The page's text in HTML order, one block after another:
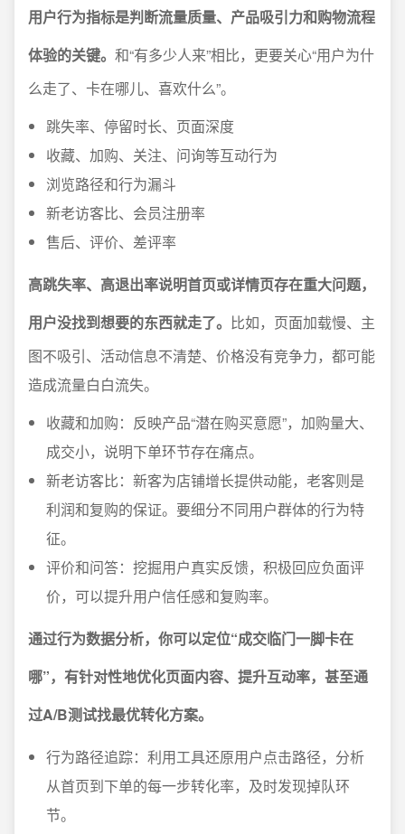
用户行为指标是判断流量质量、产品吸引力和购物流程
体验的关键。 和“有多少人来”相比，更要关心“用户为什
么走了、卡在哪儿、喜欢什么”。
跳失率、停留时长、页面深度
收藏、加购、关注、问询等互动行为
浏览路径和行为漏斗
新老访客比、会员注册率
售后、评价、差评率
高跳失率、高退出率说明首页或详情页存在重大问题，
用户没找到想要的东西就走了。 比如，页面加载慢、主
图不吸引、活动信息不清楚、价格没有竞争力，都可能
造成流量白白流失。
收藏和加购：反映产品“潜在购买意愿”，加购量大、
成交小，说明下单环节存在痛点。
新老访客比：新客为店铺增长提供动能，老客则是
利润和复购的保证。要细分不同用户群体的行为特
征。
评价和问答：挖掘用户真实反馈，积极回应负面评
价，可以提升用户信任感和复购率。
通过行为数据分析，你可以定位“成交临门一脚卡在
哪”，有针对性地优化页面内容、提升互动率，甚至通
过A/B测试找最优转化方案。
行为路径追踪：利用工具还原用户点击路径，分析
从首页到下单的每一步转化率，及时发现掉队环
节。